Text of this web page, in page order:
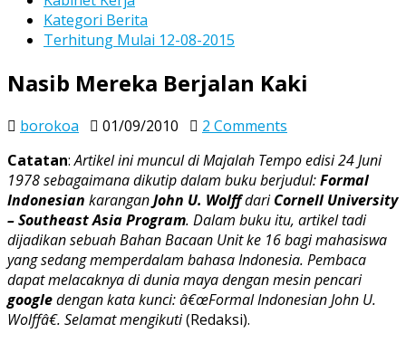
Kategori Berita
Terhitung Mulai 12-08-2015
Nasib Mereka Berjalan Kaki
borokoa 01/09/2010 2 Comments
Mereka
Berjalan
Kaki
Catatan:Artikel ini muncul di Majalah Tempo edisi 24 Juni
1978 sebagaimana dikutip dalam buku berjudul:Formal
Indonesian karanganJohn U. WolffdariCornell University
– Southeast Asia Program. Dalam buku itu, artikel tadi
dijadikan sebuah Bahan Bacaan Unit ke 16 bagi mahasiswa
yang sedang memperdalam bahasa Indonesia. Pembaca
dapat melacaknya di dunia maya dengan mesin pencari
googledengan kata kunci: â€œFormal Indonesian John U.
Wolffâ€. Selamat mengikuti(Redaksi).